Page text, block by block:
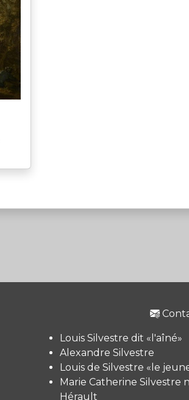
Louis Silvestre dit «l'aîné»
Alexandre Silvestre
Louis de Silvestre «le
Marie Catherine Silvestre
Hérault